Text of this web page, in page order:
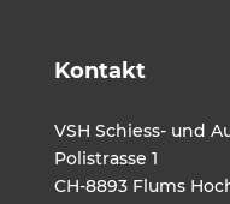
Kontakt
VSH Schiess- und
Polistrasse 1
CH-8893 Flums